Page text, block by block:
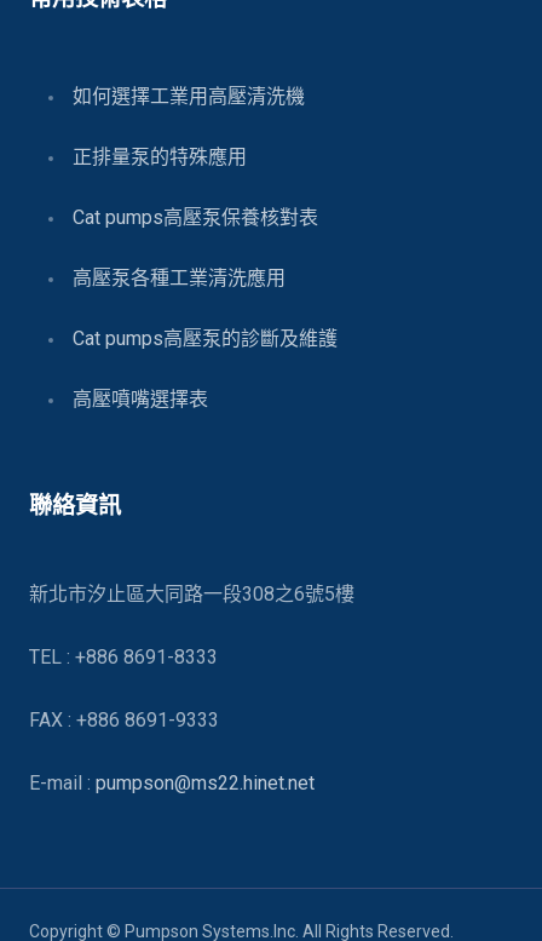
如何選擇工業用高壓清洗機
正排量泵的特殊應用
Cat pumps高壓泵保養核對表
高壓泵各種工業清洗應用
Cat pumps高壓泵的診斷及維護
高壓噴嘴選擇表
聯絡資訊
新北市汐止區大同路一段308之6號5樓
TEL : +886 8691-8333
FAX : +886 8691-9333
E-mail : pumpson@ms22.hinet.net
Copyright © Pumpson Systems.Inc. All Rights Reserved.